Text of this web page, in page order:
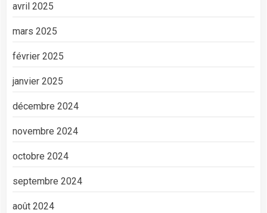
avril 2025
mars 2025
février 2025
janvier 2025
décembre 2024
novembre 2024
octobre 2024
septembre 2024
août 2024